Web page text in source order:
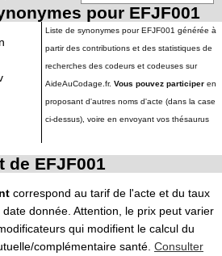
pour EFJF001
Liste de synonymes pour EFJF001 générée à
partir des contributions et des statistiques de
recherches des codeurs et codeuses sur
AideAuCodage.fr. Vous pouvez participer en
proposant d'autres noms d'acte (dans la case
ci-dessus), voire en envoyant vos thésaurus
de EFJF001
correspond au tarif de l'acte et du taux
donnée. Attention, le prix peut varier
qui modifient le calcul du
complémentaire santé. Consulter